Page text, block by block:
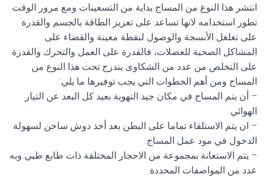
انتشر هذا النوع من المساج بداية من التسعينات ومع مرور الوقت
تطور استخدامه لانها تساعد على تعزيز الطاقة بالجسم والقدرة
على تغلغل الأنسجة والوصول لنقطة معينة والقضاء على
المشاكل الصحية للعضلات، فالقدرة على العمل والتحرك والقدرة
على التخلص من عدد من الشكاوى يندرج تحت هذا النوع من
المساج ومن أهم الخطوات التي يجب توفيرها ما يلي:
– أن يتم المساج في مكان جيد التهوية بعيد كل البعد عن التيار
الهوائي.
– ان يتم الاستلقاء تماما على البطن بعد أخذ دوش ساخن لسهولة
الدخول في مود عمل المساج.
– يتم الاستعانة بمجموعة من الاحجار المختلفة ذات طابع طبي وبه
عدد من المواصفات المحددة.